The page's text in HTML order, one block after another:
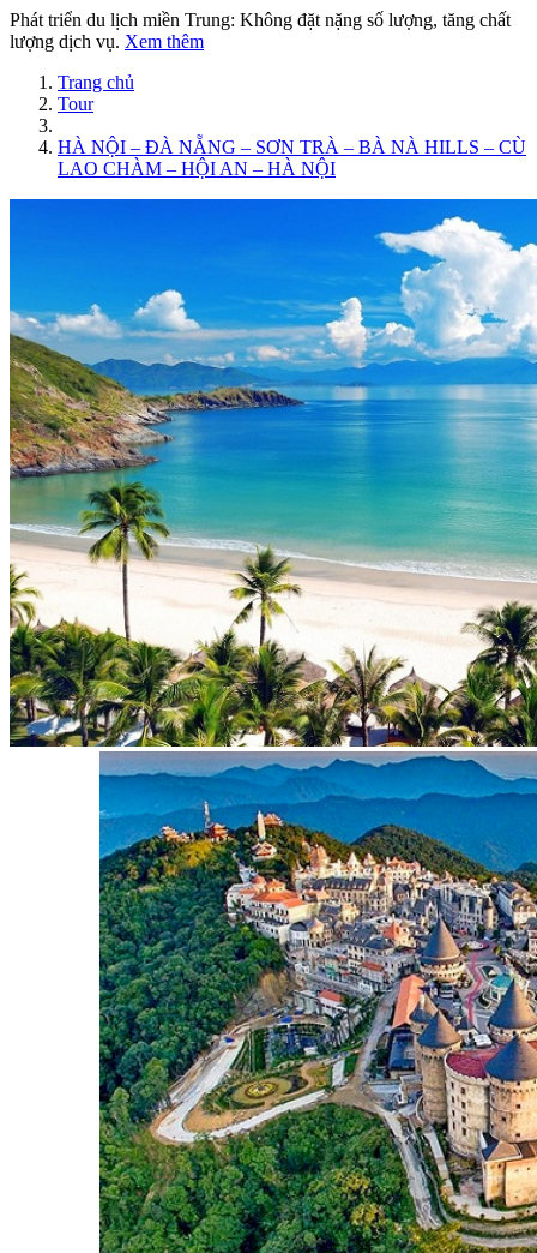
Phát triển du lịch miền Trung: Không đặt nặng số lượng, tăng chất
lượng dịch vụ. Xem thêm
Trang chủ
Tour
HÀ NỘI – ĐÀ NẴNG – SƠN TRÀ – BÀ NÀ HILLS – CÙ
LAO CHÀM – HỘI AN – HÀ NỘI